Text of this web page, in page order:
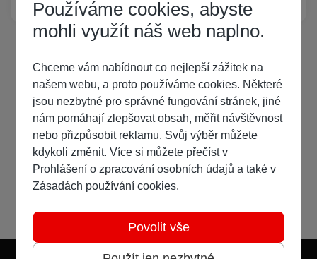
Používáme cookies, abyste
mohli využít náš web naplno.
Chceme vám nabídnout co nejlepší zážitek na
našem webu, a proto používáme cookies. Některé
jsou nezbytné pro správné fungování stránek, jiné
nám pomáhají zlepšovat obsah, měřit návštěvnost
nebo přizpůsobit reklamu. Svůj výběr můžete
kdykoli změnit. Více si můžete přečíst v
Prohlášení o zpracování osobních údajů a také v
Zásadách používání cookies.
Povolit vše